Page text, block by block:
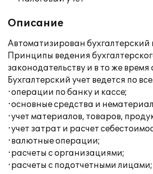
Описание
Автоматизирован
Принципы ведения
законодательству и в то же
Бухгалтерский учет ведется по
·операции по банку и кассе;
·основные средства и
·учет материалов, товаров,
·учет затрат и расчет
·валютные операции;
·расчеты с организациями;
·расчеты с подотчетными лицами;